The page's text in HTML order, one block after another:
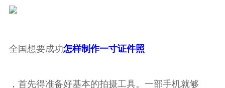
全国想要成功怎样制作一寸证件照
，首先得准备好基本的拍摄工具。一部手机就够